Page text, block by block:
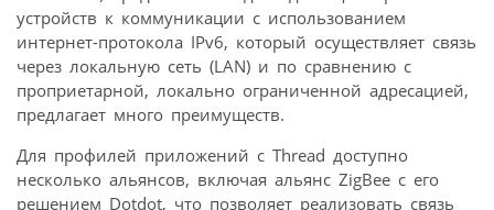
устройств к коммуникации с использованием
интернет-протокола IPv6, который осуществляет связь
через локальную сеть (LAN) и по сравнению с
проприетарной, локально ограниченной адресацией,
предлагает много преимуществ.
Для профилей приложений с Thread доступно
несколько альянсов, включая альянс ZigBee с его
решением Dotdot, что позволяет реализовать связь